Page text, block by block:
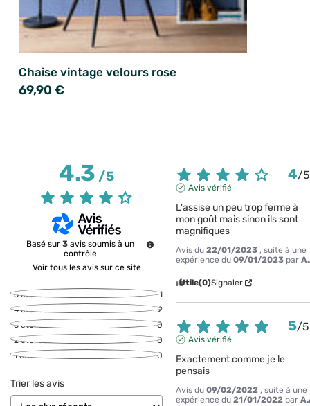
Chaise vintage velours rose
69,90 €
4.3/5
Basé sur 3 avis soumis à un
contrôle
Voir tous les avis sur ce site
5étoiles
1
4étoiles
2
3étoiles
0
2étoiles
0
1étoile 0
Trier les avis
4/5
Avis vérifié
L'assise un peu trop ferme à
mon goût mais sinon ils sont
magnifiques
Avis du22/01/2023 , suite à une
expérience du09/01/2023 par
Utile(0)Signaler
5/5
Avis vérifié
Exactement comme je le
pensais
Avis du09/02/2022 , suite à une
expérience du21/01/2022 par